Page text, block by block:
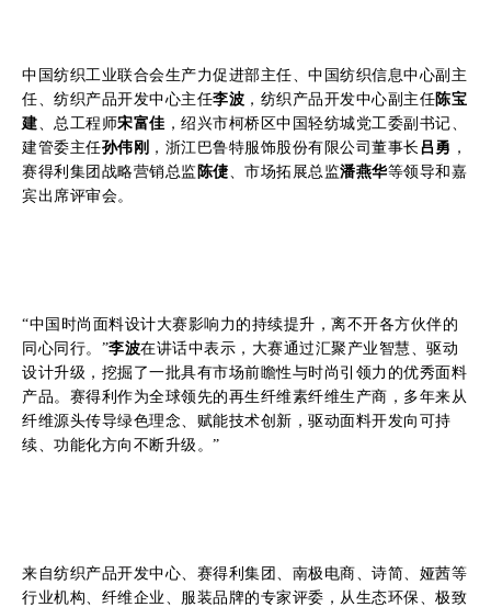
中国纺织工业联合会生产力促进部主任、中国纺织信息中心副主
任、纺织产品开发中心主任李波 ，纺织产品开发中心副主任陈宝
建、总工程师宋富佳 ，绍兴市柯桥区中国轻纺城党工委副书记、
建管委主任孙伟刚 ，浙江巴鲁特服饰股份有限公司董事长 吕勇 ，
赛得利集团战略营销总监 陈倢、市场拓展总监潘燕华等领导和嘉
宾出席评审会。
“中国时尚面料设计大赛影响力的持续提升，离不开各方伙伴的
同心同行。”李波在讲话中表示，大赛通过汇聚产业智慧、驱动
设计升级，挖掘了一批具有市场前瞻性与时尚引领力的优秀面料
产品。赛得利作为全球领先的再生纤维素纤维生产商，多年来从
纤维源头传导绿色理念、赋能技术创新，驱动面料开发向可持
续、功能化方向不断升级。”
来自纺织产品开发中心、赛得利集团、南极电商、诗简、娅茜等
行业机构、纤维企业、服装品牌的专家评委，从生态环保、极致